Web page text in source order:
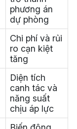
phương án
dự phòng
Chi phí và rủi
ro cạn kiệt
tăng
Diện tích
canh tác và
năng suất
chịu áp lực